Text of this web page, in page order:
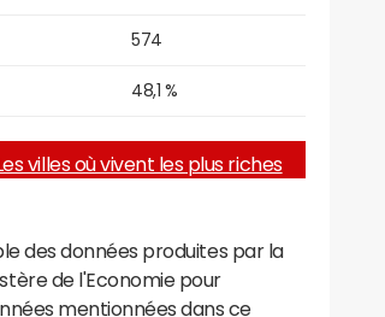
574
48,1 %
villes où vivent les plus riches
des données produites par la
de l'Economie pour
mentionnées dans ce